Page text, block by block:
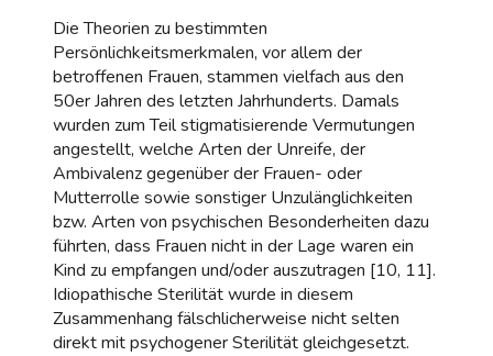
Die Theorien zu bestimmten
Persönlichkeitsmerkmalen, vor allem der
betroffenen Frauen, stammen vielfach aus den
50er Jahren des letzten Jahrhunderts. Damals
wurden zum Teil stigmatisierende Vermutungen
angestellt, welche Arten der Unreife, der
Ambivalenz gegenüber der Frauen- oder
Mutterrolle sowie sonstiger Unzulänglichkeiten
bzw. Arten von psychischen Besonderheiten dazu
führten, dass Frauen nicht in der Lage waren ein
Kind zu empfangen und/oder auszutragen [10, 11].
Idiopathische Sterilität wurde in diesem
Zusammenhang fälschlicherweise nicht selten
direkt mit psychogener Sterilität gleichgesetzt.